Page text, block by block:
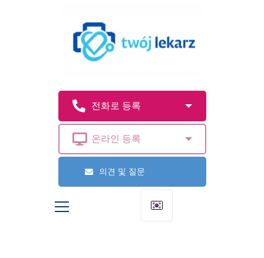
의견 및 질문